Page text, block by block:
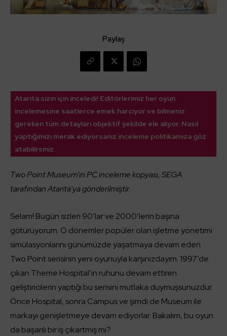
Paylaş
Atarita sizin için inceledi! Editörlerimiz her oyun
incelemesine saatlerce emek harcıyor ve bilmeniz
gereken tüm detayları objektif şekilde ele alıyor. Nasıl
yaptığımızı merak ediyorsanız inceleme politikamıza göz
atabilirsiniz.
Two Point Museum’ın PC inceleme kopyası, SEGA
tarafından Atarita’ya gönderilmiştir.
Selam! Bugün sizleri 90’lar ve 2000’lerin başına
götürüyorum. O dönemler popüler olan işletme yönetimi
simülasyonlarını günümüzde yaşatmaya devam eden
Two Point serisinin yeni oyunuyla karşınızdayım. 1997’de
çıkan Theme Hospital’ın ruhunu devam ettiren
geliştiricilerin yaptığı bu serisini mutlaka duymuşsunuzdur.
Önce Hospital, sonra Campus ve şimdi de Museum ile
markayı genişletmeye devam ediyorlar. Bakalım, bu oyun
da başarılı bir iş çıkartmış mı?